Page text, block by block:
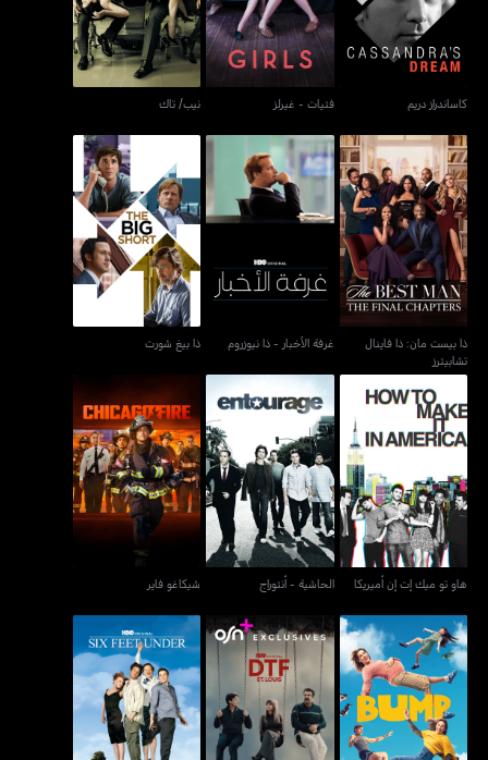
كاساندراز دريم فتيات - غيرلز نيب/ تاك
ذا بيست مان: ذا فاينال
تشابيترز
ذا بيست مان: ذا فاينال
تشابيترز
غرفة الأخبار - ذا نيوزروم
ذا بيغ شورت
ذا بيغ شورت
هاو تو ميك إت إن أميريكا
هاو تو ميك إت إن أميريكا
الحاشية - أنتوراج
الحاشية - أنتوراج
شيكاغو فاير
شيكاغو فاير
بامب دي تي إف سانت لويس
ستة أقدام تحت الأرض -
سكس فيت أندر